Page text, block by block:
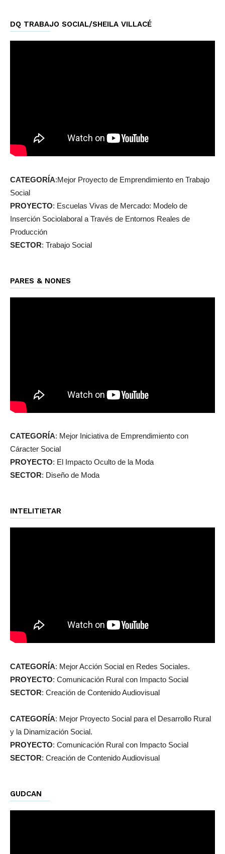
DQ TRABAJO SOCIAL/SHEILA VILLACÉ
CATEGORÍA:Mejor Proyecto de Emprendimiento en Trabajo
Social
PROYECTO: Escuelas Vivas de Mercado: Modelo de
Inserción Sociolaboral a Través de Entornos Reales de
Producción
SECTOR: Trabajo Social
PARES & NONES
CATEGORÍA: Mejor Iniciativa de Emprendimiento con
Cáracter Social
PROYECTO: El Impacto Oculto de la Moda
SECTOR: Diseño de Moda
INTELITIETAR
CATEGORÍA: Mejor Acción Social en Redes Sociales.
PROYECTO: Comunicación Rural con Impacto Social
SECTOR: Creación de Contenido Audiovisual
CATEGORÍA: Mejor Proyecto Social para el Desarrollo Rural
y la Dinamización Social.
PROYECTO: Comunicación Rural con Impacto Social
SECTOR: Creación de Contenido Audiovisual
GUDCAN